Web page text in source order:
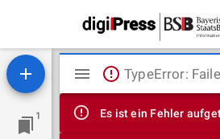
1
Mirador
Viewer
TypeError:
Es ist ein Fehler